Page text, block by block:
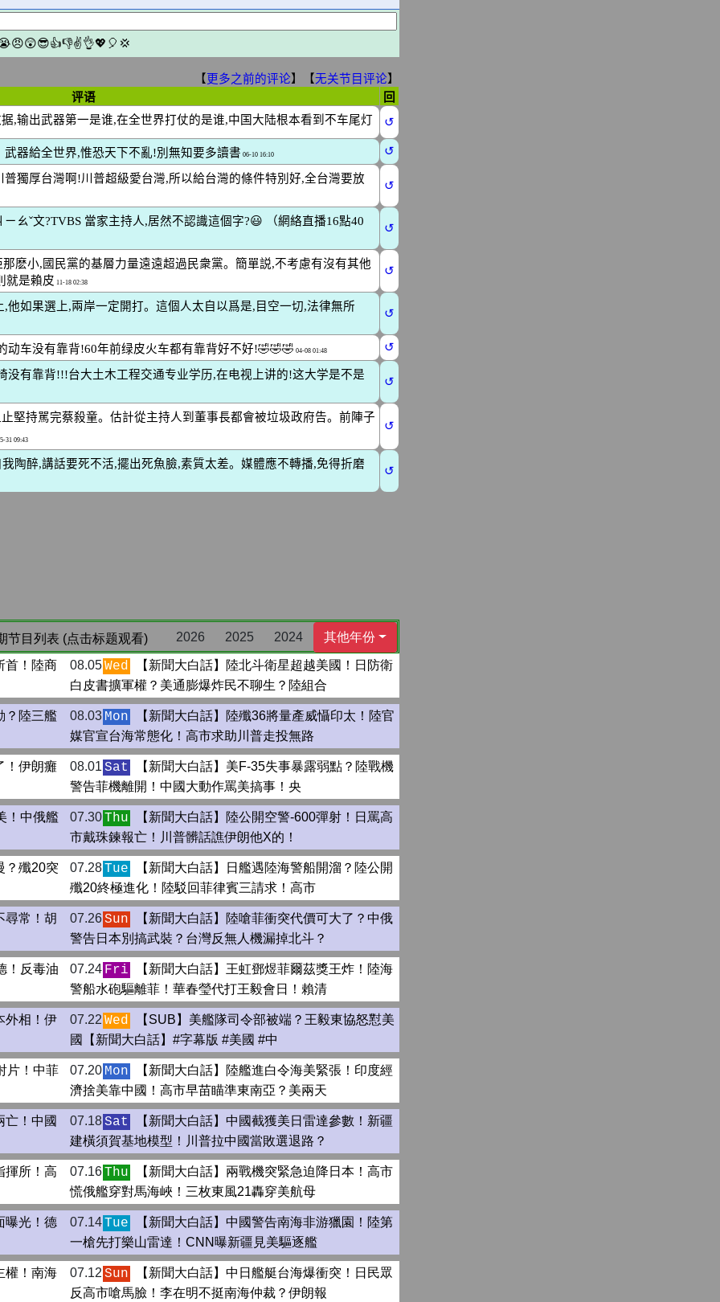
节目列表 (点击标题观看) 2026 2025 2024 其他年份
首！陸商 08.05Wed
【新聞大白話】陸北斗衛星超越美國！日防衛
白皮書擴軍權？美通膨爆炸民不聊生？陸組合
？陸三艦 08.03 Mon
【新聞大白話】陸殲36將量產威懾印太！陸官
媒官宣台海常態化！高市求助川普走投無路
！伊朗癱 08.01Sat
【新聞大白話】美F-35失事暴露弱點？陸戰機
警告菲機離開！中國大動作罵美搞事！央
！中俄艦 07.30 Thu
【新聞大白話】陸公開空警-600彈射！日罵高
市戴珠鍊報亡！川普髒話譙伊朗他X的！
？殲20突 07.28 Tue
【新聞大白話】日艦遇陸海警船開溜？陸公開
殲20終極進化！陸駁回菲律賓三請求！高市
尋常！胡 07.26Sun
【新聞大白話】陸嗆菲衝突代價可大了？中俄
警告日本別搞武裝？台灣反無人機漏掉北斗？
！反毒油 07.24 Fri
【新聞大白話】王虹鄧煜菲爾茲獎王炸！陸海
警船水砲驅離菲！華春瑩代打王毅會日！賴清
外相！伊 07.22 Wed
【SUB】美艦隊司令部被端？王毅東協怒懟美
國【新聞大白話】#字幕版 #美國 #中
片！中菲 07.20 Mon
【新聞大白話】陸艦進白令海美緊張！印度經
濟捨美靠中國！高市早苗瞄準東南亞？美兩天
亡！中國 07.18Sat
【新聞大白話】中國截獲美日雷達參數！新疆
建橫須賀基地模型！川普拉中國當敗選退路？
揮所！高 07.16 Thu
【新聞大白話】兩戰機突緊急迫降日本！高市
慌俄艦穿對馬海峽！三枚東風21轟穿美航母
曝光！德 07.14 Tue
【新聞大白話】中國警告南海非游獵園！陸第
一槍先打樂山雷達！CNN曝新疆見美驅逐艦
權！南海 07.12 Sun
【新聞大白話】中日艦艇台海爆衝突！日民眾
反高市嗆馬臉！李在明不挺南海仲裁？伊朗報